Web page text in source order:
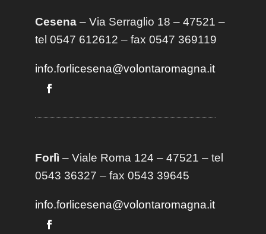
Cesena– Via Serraglio 18 – 47521 –
tel 0547 612612 – fax 0547 369119
info.forlicesena@volontaromagna.it
Forlì – Viale Roma 124 – 47521 – tel
0543 36327 – fax 0543 39645
info.forlicesena@volontaromagna.it